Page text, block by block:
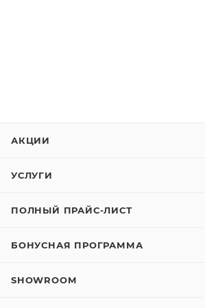
АКЦИИ
УСЛУГИ
ПОЛНЫЙ ПРАЙС-ЛИСТ
БОНУСНАЯ ПРОГРАММА
SHOWROOM